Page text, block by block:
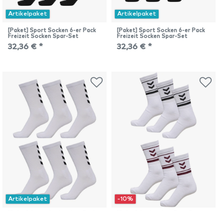
Artikelpaket
[Paket] Sport Socken 6-er Pack
Freizeit Socken Spar-Set
32,36 € *
Artikelpaket
[Paket] Sport Socken 6-er Pack
Freizeit Socken Spar-Set
32,36 € *
Artikelpaket -10%